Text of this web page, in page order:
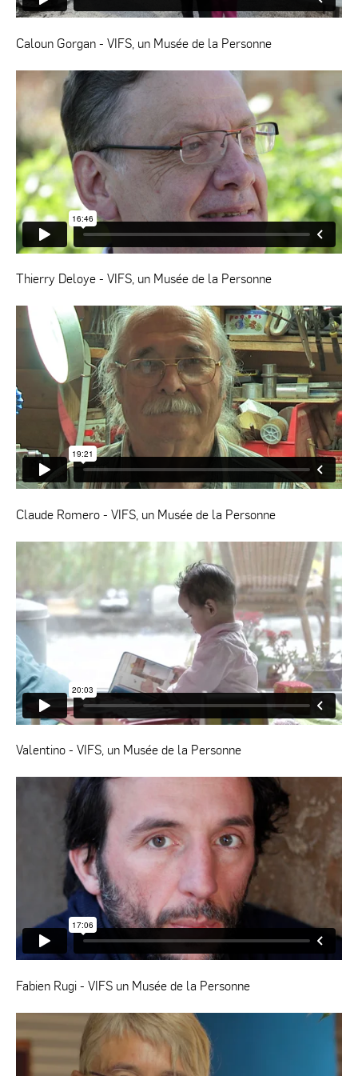
Caloun Gorgan - VIFS, un Musée de la Personne
Thierry Deloye - VIFS, un Musée de la Personne
Claude Romero - VIFS, un Musée de la Personne
Valentino - VIFS, un Musée de la Personne
Fabien Rugi - VIFS un Musée de la Personne